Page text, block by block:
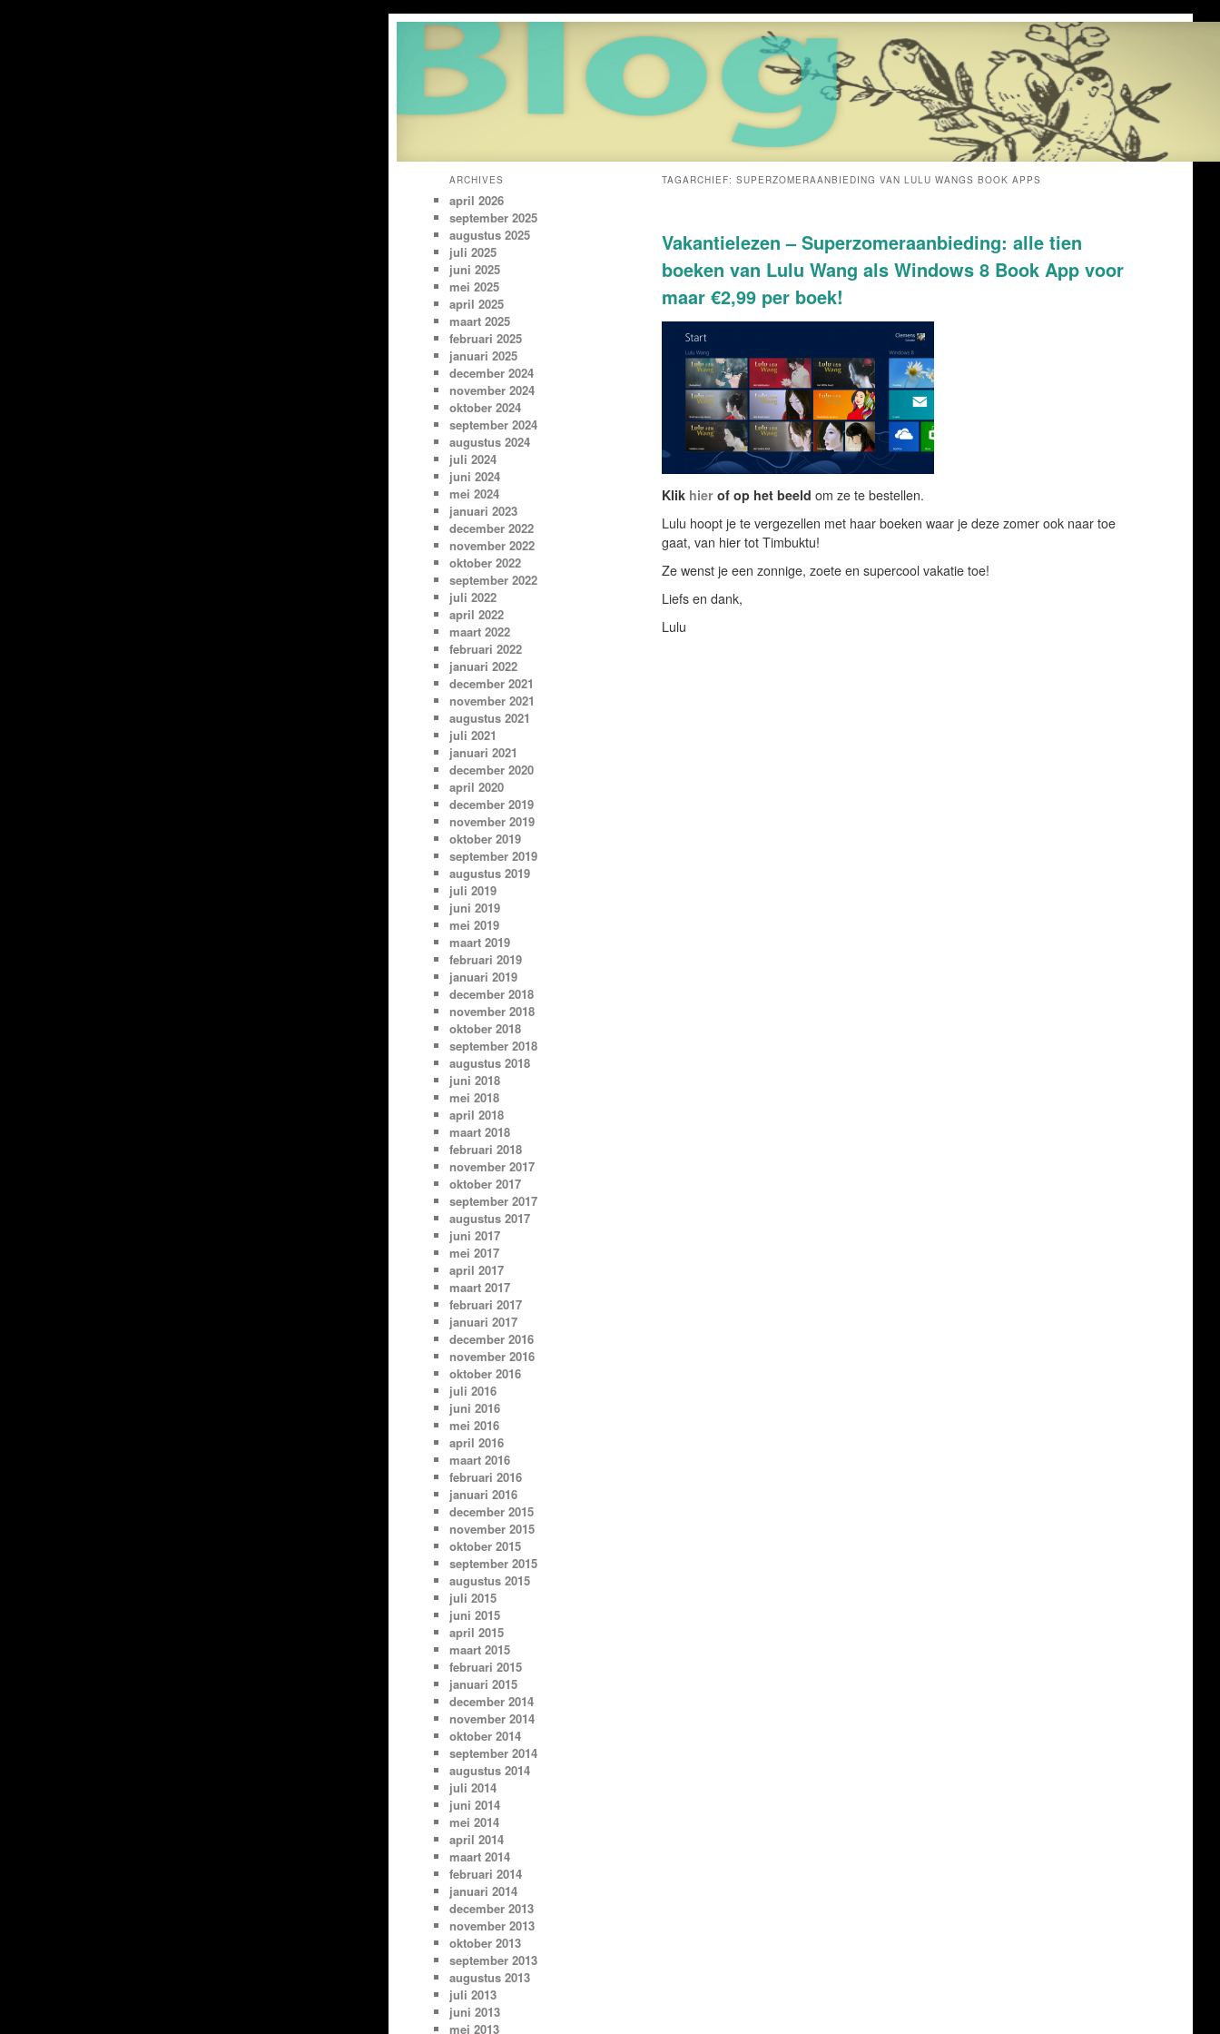
TAGARCHIEF: SUPERZOMERAANBIEDING VAN LULU WANGS BOOK APPS
Vakantielezen – Superzomeraanbieding: alle tien
boeken van Lulu Wang als Windows 8 Book App voor
maar €2,99 per boek!
Klik hierof op het beeld om ze te bestellen.
Lulu hoopt je te vergezellen met haar boeken waar je deze zomer ook naar toe
gaat, van hier tot Timbuktu!
Ze wenst je een zonnige, zoete en supercool vakatie toe!
Liefs en dank,
Lulu
ARCHIVES
april 2026
september 2025
augustus 2025
juli 2025
juni 2025
mei 2025
april 2025
maart 2025
februari 2025
januari 2025
december 2024
november 2024
oktober 2024
september 2024
augustus 2024
juli 2024
juni 2024
mei 2024
januari 2023
december 2022
november 2022
oktober 2022
september 2022
juli 2022
april 2022
maart 2022
februari 2022
januari 2022
december 2021
november 2021
augustus 2021
juli 2021
januari 2021
december 2020
april 2020
december 2019
november 2019
oktober 2019
september 2019
augustus 2019
juli 2019
juni 2019
mei 2019
maart 2019
februari 2019
januari 2019
december 2018
november 2018
oktober 2018
september 2018
augustus 2018
juni 2018
mei 2018
april 2018
maart 2018
februari 2018
november 2017
oktober 2017
september 2017
augustus 2017
juni 2017
mei 2017
april 2017
maart 2017
februari 2017
januari 2017
december 2016
november 2016
oktober 2016
juli 2016
juni 2016
mei 2016
april 2016
maart 2016
februari 2016
januari 2016
december 2015
november 2015
oktober 2015
september 2015
augustus 2015
juli 2015
juni 2015
april 2015
maart 2015
februari 2015
januari 2015
december 2014
november 2014
oktober 2014
september 2014
augustus 2014
juli 2014
juni 2014
mei 2014
april 2014
maart 2014
februari 2014
januari 2014
december 2013
november 2013
oktober 2013
september 2013
augustus 2013
juli 2013
juni 2013
mei 2013